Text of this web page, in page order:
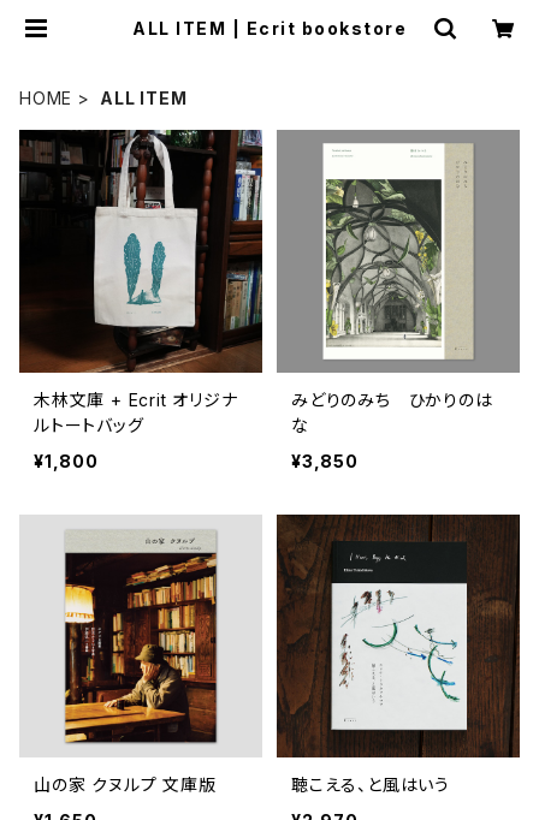
ALL ITEM | Ecrit bookstore
HOME ALL ITEM
木林文庫 + Ecrit オリジナ
ルトートバッグ
¥1,800
みどりのみち ひかりのは
な
¥3,850
山の家 クヌルプ 文庫版
聴こえる、と風はいう